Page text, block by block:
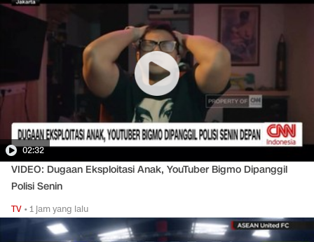
02:32
VIDEO: Dugaan Eksploitasi Anak, YouTuber Bigmo Dipanggil
Polisi Senin
TV •1 jam yang lalu